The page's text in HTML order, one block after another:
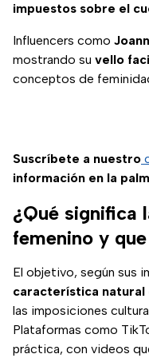
impuestos sobre el
Influencers como
mostrando su vello
conceptos de
Suscríbete a nuestro
información en la
¿Qué significa
femenino y
El objetivo, según sus
característica natural
las imposiciones
Plataformas como
práctica, con videos